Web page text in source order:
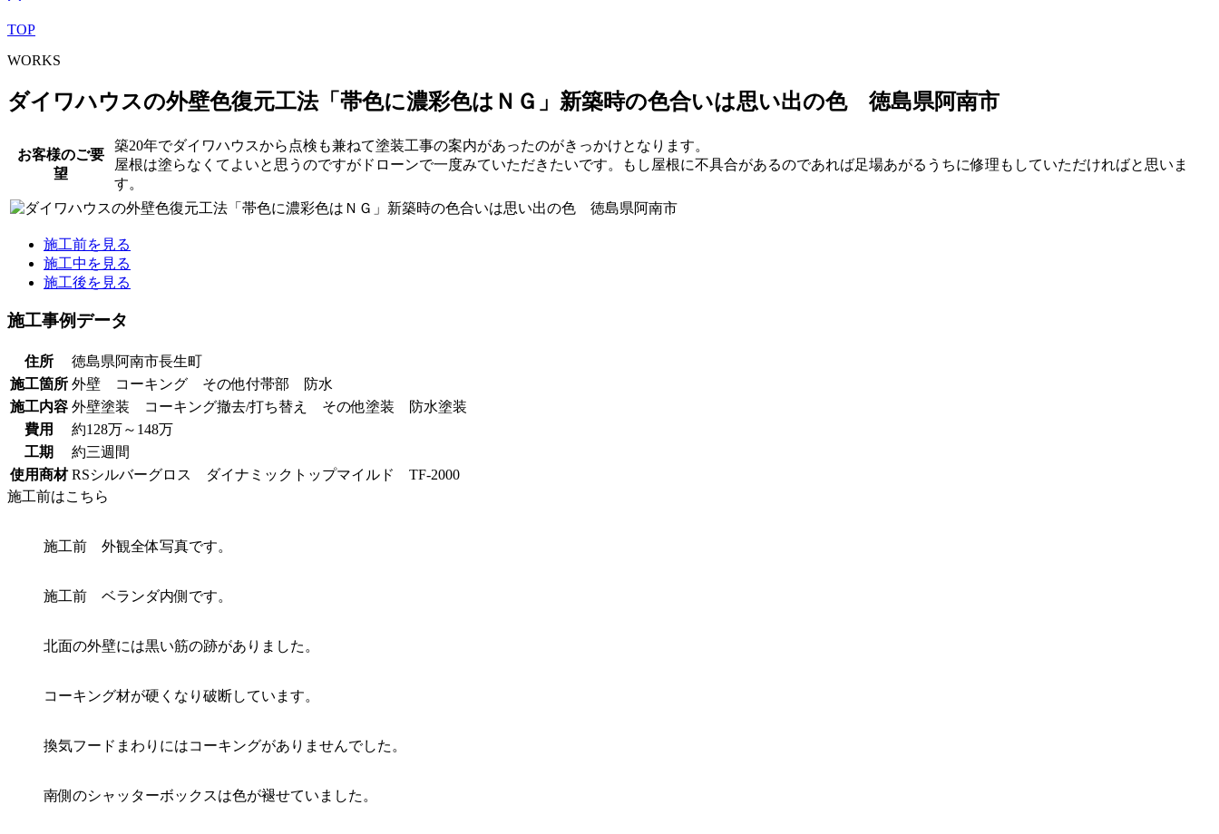
TOP
WORKS
ダイワハウスの外壁色復元工法「帯色に濃彩色はＮＧ」新築時の色合いは思い出の色 徳島県阿南市
お客様のご要
望
築20年でダイワハウスから点検も兼ねて塗装工事の案内があったのがきっかけとなります。
屋根は塗らなくてよいと思うのですがドローンで一度みていただきたいです。もし屋根に不具合があるのであれば足場あがるうちに修理もしていただければと思いま
す。
施工前を見る
施工中を見る
施工後を見る
施工事例データ
住所
徳島県阿南市長生町
施工箇所 外壁 コーキング その他付帯部 防水
施工内容 外壁塗装 コーキング撤去/打ち替え その他塗装 防水塗装
費用
約128万～148万
工期
約三週間
使用商材 RSシルバーグロス ダイナミックトップマイルド TF-2000
施工前はこちら
施工前 外観全体写真です。
施工前 ベランダ内側です。
北面の外壁には黒い筋の跡がありました。
コーキング材が硬くなり破断しています。
換気フードまわりにはコーキングがありませんでした。
南側のシャッターボックスは色が褪せていました。